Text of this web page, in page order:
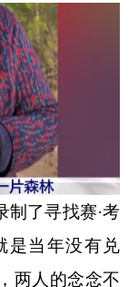
了寻找赛·考
是当年没有兑
两人的念念不